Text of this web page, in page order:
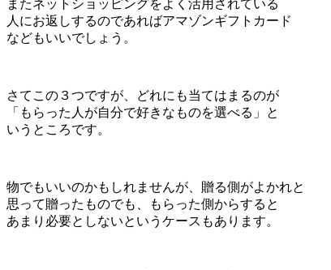
またネットショッピングをよく活用されている
人にお返しするのであればアマゾンギフトカード
などもいいでしょう。
さてこの３つですが、どれにも当てはまるのが
「もらった人が自分で好きなものを選べる」と
いうところです。
物でもいいのかもしれませんが、贈る側がよかれと
思って贈ったものでも、もらった側からすると
あまり必要としないというケースもあります。